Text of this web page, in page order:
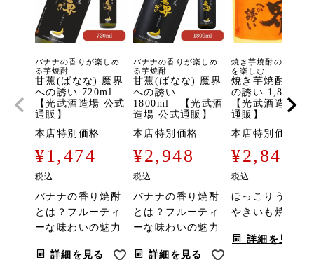
バナナの香りが楽しめ
る芋焼酎
甘蕉(ばなな) 魔界
への誘い 720ml
【光武酒造場 公式
通販】
本店特別価格
¥1,474
税込
バナナの香り焼酎
とは？フルーティ
ーな味わいの魅力
詳細を見る
バナナの香りが楽しめ
る芋焼酎
甘蕉(ばなな) 魔界
への誘い
1800ml 【光武酒
造場 公式通販】
本店特別価格
¥2,948
税込
バナナの香り焼酎
とは？フルーティ
ーな味わいの魅力
詳細を見る
焼き芋焼酎の香ばし
を楽しむ
焼き芋焼酎 魔界
の誘い 1,800ml
【光武酒造場 公
通販】
本店特別価格
¥2,849
税込
ほっこりうまい
やきいも焼酎。
詳細を見る